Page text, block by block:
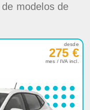
modelos de
desde
275 €
mes / IVA incl.